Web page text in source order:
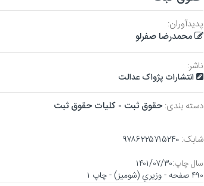
پدیدآوران:
محمدرضا صفرلو
ناشر:
انتشارات پژواک عدالت
دسته بندی:حقوق ثبت - كليات حقوق ثبت
شابک:۹۷۸۶۲۲۵۷۱۵۲۴۰
سال چاپ:۱۴۰۱/۰۷/۳۰
۴۹۰ صفحه - وزيري (شوميز) - چاپ ۱